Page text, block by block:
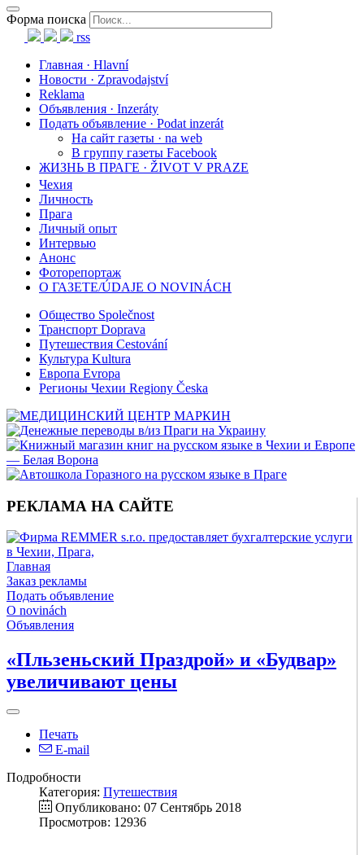
Форма поиска
rss
Главная · Hlavní
Новости · Zpravodajství
Reklama
Объявления · Inzeráty
Подать объявление · Podat inzerát
На сайт газеты · na web
В группу газеты Facebook
ЖИЗНЬ В ПРАГЕ · ŽIVOT V PRAZE
Чехия
Личность
Прага
Личный опыт
Интервью
Анонс
Фоторепортаж
О ГАЗЕТЕ/ÚDAJE O NOVINÁCH
Общество Společnost
Транспорт Doprava
Путешествия Cestování
Культура Kultura
Европа Evropa
Регионы Чехии Regiony Česka
РЕКЛАМА НА САЙТЕ
Главная
Заказ рекламы
Подать объявление
O novinách
Объявления
«Пльзеньский Праздрой» и «Будвар»
увеличивают цены
Печать
E-mail
Подробности
Категория: Путешествия
Опубликовано: 07 Сентябрь 2018
Просмотров: 12936